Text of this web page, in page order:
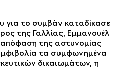
για το συμβάν καταδίκασε
της Γαλλίας, Εμμανουέλ
της αστυνομίας
τα συμφωνημένα
δικαιωμάτων, η